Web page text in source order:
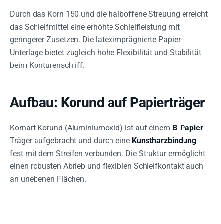
Durch das Korn 150 und die halboffene Streuung erreicht
das Schleifmittel eine erhöhte Schleifleistung mit
geringerer Zusetzen. Die lateximprägnierte Papier-
Unterlage bietet zugleich hohe Flexibilität und Stabilität
beim Konturenschliff.
Aufbau: Korund auf Papierträger
Kornart Korund (Aluminiumoxid) ist auf einem B-Papier
Träger aufgebracht und durch eine Kunstharzbindung
fest mit dem Streifen verbunden. Die Struktur ermöglicht
einen robusten Abrieb und flexiblen Schleifkontakt auch
an unebenen Flächen.